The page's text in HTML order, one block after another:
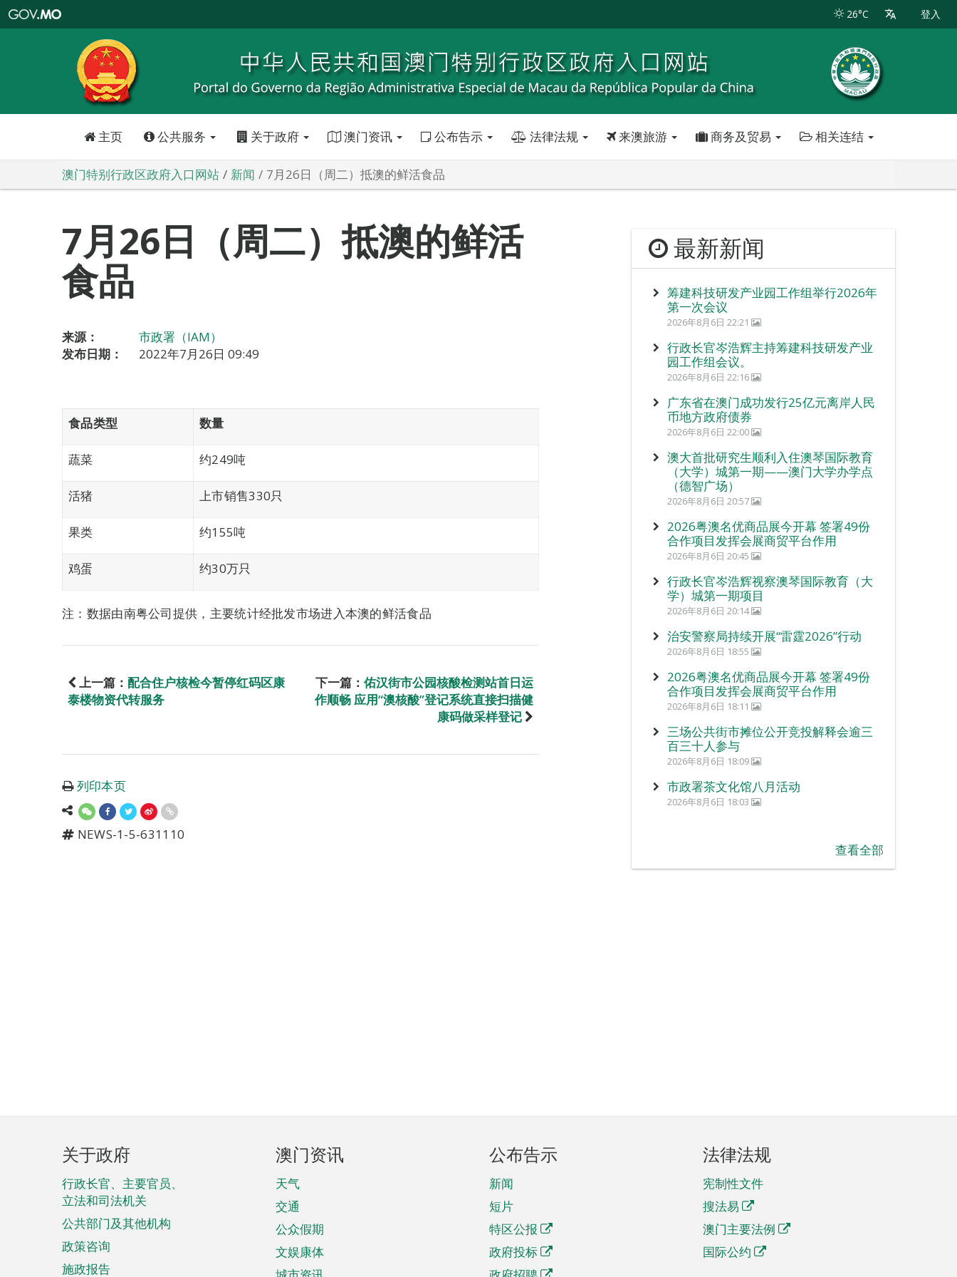
特
政
区
政
口
26°C 登入
主页 公共服务 关于政府 澳门资讯 公布告示 法律法规 来澳旅游 商务及贸易 相关连结
澳门特别行政区政府入口网站 新闻 7月26日（周二）抵澳的鲜活食品
7月26日（周二）抵澳的鲜活
食品
来源：
市政署（IAM）
发布日期：
2022年7月26日 09:49
食品类型 数量
蔬菜 约249吨
活猪 上市销售330只
果类 约155吨
鸡蛋 约30万只
注：数据由南粤公司提供，主要统计经批发市场进入本澳的鲜活食品
上一篇： 配合住户核检今暂停红码区康
泰楼物资代转服务
下一篇： 佑汉街市公园核酸检测站首日运
作顺畅 应用“澳核酸”登记系统直接扫描健
康码做采样登记
列印本页
NEWS-1-5-631110
最新新闻
筹建科技研发产业园工作组举行2026年
第一次会议
2026年8月6日 22:21
行政长官岑浩辉主持筹建科技研发产业
园工作组会议。
2026年8月6日 22:16
广东省在澳门成功发行25亿元离岸人民
币地方政府债券
2026年8月6日 22:00
澳大首批研究生顺利入住澳琴国际教育
（大学）城第一期——澳门大学办学点
（德智广场）
2026年8月6日 20:57
2026粤澳名优商品展今开幕 签署49份
合作项目发挥会展商贸平台作用
2026年8月6日 20:45
行政长官岑浩辉视察澳琴国际教育（大
学）城第一期项目
2026年8月6日 20:14
治安警察局持续开展“雷霆2026”行动
2026年8月6日 18:55
2026粤澳名优商品展今开幕 签署49份
合作项目发挥会展商贸平台作用
2026年8月6日 18:11
三场公共街市摊位公开竞投解释会逾三
百三十人参与
2026年8月6日 18:09
市政署茶文化馆八月活动
2026年8月6日 18:03
查看全部
页
脚
菜
单
关于政府
行政长官、主要官员、
立法和司法机关
公共部门及其他机构
政策咨询
施政报告
澳门资讯
天气
交通
公众假期
文娱康体
公布告示
新闻
短片
特区公报
政府投标
法律法规
宪制性文件
搜法易
澳门主要法例
国际公约